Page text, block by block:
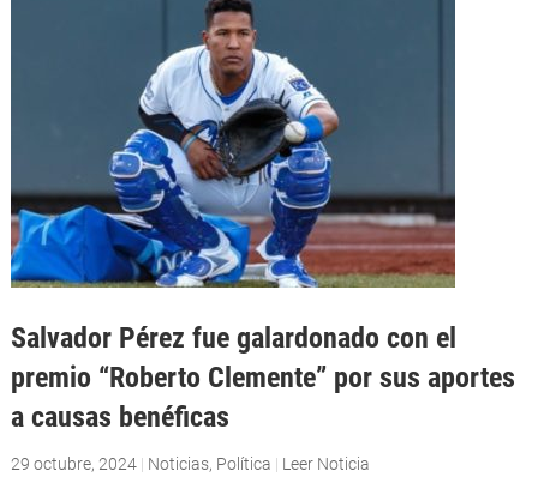
Salvador Pérez fue galardonado con el
premio “Roberto Clemente” por sus aportes
a causas benéficas
29 octubre, 2024| Noticias, Política | Leer Noticia